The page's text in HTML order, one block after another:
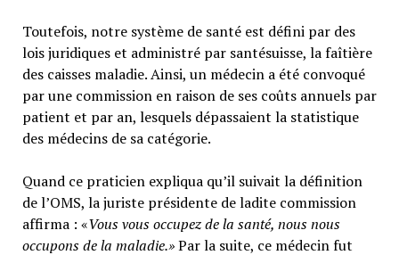
Toutefois, notre système de santé est défini par des
lois juridiques et administré par santésuisse, la faîtière
des caisses maladie. Ainsi, un médecin a été convoqué
par une commission en raison de ses coûts annuels par
patient et par an, lesquels dépassaient la statistique
des médecins de sa catégorie.
Quand ce praticien expliqua qu’il suivait la définition
de l’OMS, la juriste présidente de ladite commission
affirma : «Vous vous occupez de la santé, nous nous
occupons de la maladie.»Par la suite, ce médecin fut